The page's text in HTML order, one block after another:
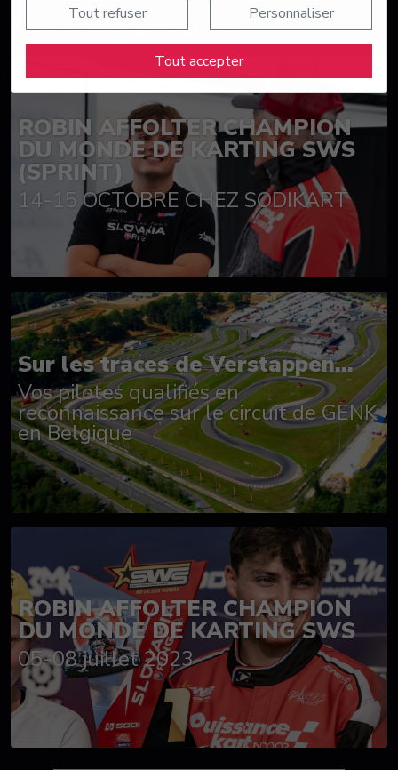
Tout refuser Personnaliser
Tout accepter
Suivez nos actualités
ROBIN AFFOLTER CHAMPION
DU MONDE DE KARTING SWS
(SPRINT)
14-15 OCTOBRE CHEZ SODIKART
Sur les traces de Verstappen...
Vos pilotes qualifiés en
reconnaissance sur le circuit de GENK
en Belgique
ROBIN AFFOLTER CHAMPION
DU MONDE DE KARTING SWS
05-08 juillet 2023